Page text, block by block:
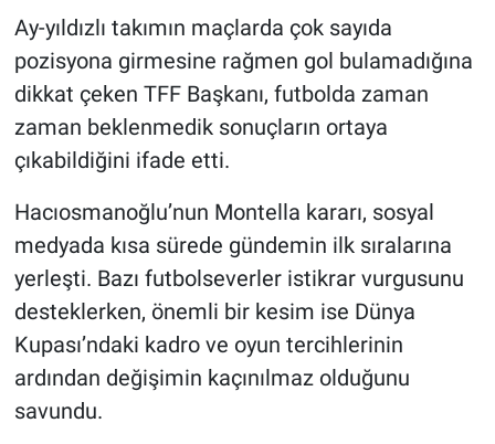
Ay-yıldızlı takımın maçlarda çok sayıda
pozisyona girmesine rağmen gol bulamadığına
dikkat çeken TFF Başkanı, futbolda zaman
zaman beklenmedik sonuçların ortaya
çıkabildiğini ifade etti.
Hacıosmanoğlu’nun Montella kararı, sosyal
medyada kısa sürede gündemin ilk sıralarına
yerleşti. Bazı futbolseverler istikrar vurgusunu
desteklerken, önemli bir kesim ise Dünya
Kupası’ndaki kadro ve oyun tercihlerinin
ardından değişimin kaçınılmaz olduğunu
savundu.